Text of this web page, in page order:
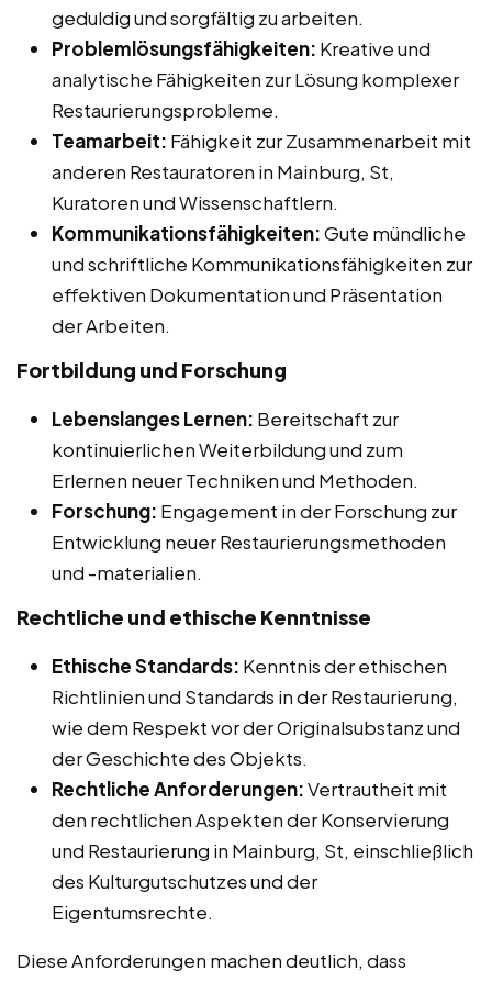
geduldig und sorgfältig zu arbeiten.
Problemlösungsfähigkeiten: Kreative und
analytische Fähigkeiten zur Lösung komplexer
Restaurierungsprobleme.
Teamarbeit: Fähigkeit zur Zusammenarbeit mit
anderen Restauratoren in Mainburg, St,
Kuratoren und Wissenschaftlern.
Kommunikationsfähigkeiten:Gute mündliche
und schriftliche Kommunikationsfähigkeiten zur
effektiven Dokumentation und Präsentation
der Arbeiten.
Fortbildung und Forschung
Lebenslanges Lernen: Bereitschaft zur
kontinuierlichen Weiterbildung und zum
Erlernen neuer Techniken und Methoden.
Forschung: Engagement in der Forschung zur
Entwicklung neuer Restaurierungsmethoden
und -materialien.
Rechtliche und ethische Kenntnisse
Ethische Standards: Kenntnis der ethischen
Richtlinien und Standards in der Restaurierung,
wie dem Respekt vor der Originalsubstanz und
der Geschichte des Objekts.
Rechtliche Anforderungen:Vertrautheit mit
den rechtlichen Aspekten der Konservierung
und Restaurierung in Mainburg, St, einschließlich
des Kulturgutschutzes und der
Eigentumsrechte.
Diese Anforderungen machen deutlich, dass